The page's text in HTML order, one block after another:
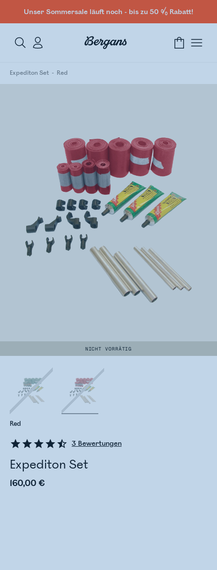
Unser Sommersale läuft noch - bis zu 50 % Rabatt!
Expediton Set Red
NICHT VORRÄTIG
3 Bewertungen
Expediton Set
160,00 €
Red